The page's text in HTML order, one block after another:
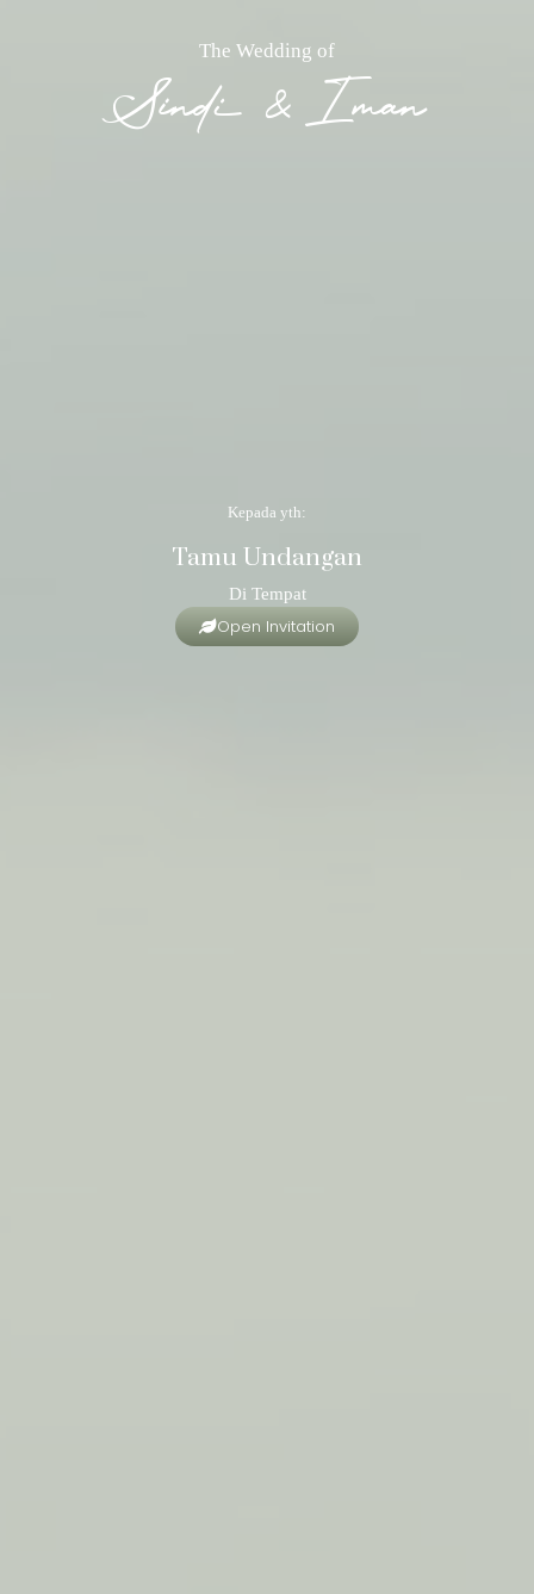
The Wedding of
Sindi & Iman
Kepada yth:
Tamu Undangan
Di Tempat
Open Invitation